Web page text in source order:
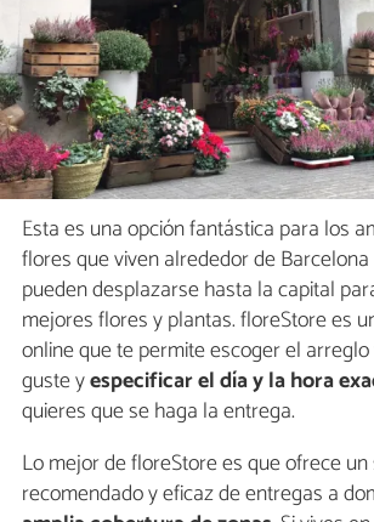
Esta es una opción fantástica para los
flores que viven alrededor de
pueden desplazarse hasta la capital
mejores flores y plantas. floreStore es
online que te permite escoger el
guste yespecificar el día y la hora
quieres que se haga la entrega.
Lo mejor de floreStore es que ofrece
recomendado y eficaz de entregas a